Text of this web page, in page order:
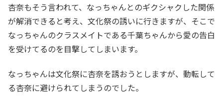
杏奈もそう言われて、なっちゃんとのギクシャクした関係
が解消できると考え、文化祭の誘いに行きますが、そこで
なっちゃんのクラスメイトである千葉ちゃんから愛の告白
を受けてるのを目撃してしまいます。
なっちゃんは文化祭に杏奈を誘おうとしますが、動転して
る杏奈に避けられてしまうのでした。